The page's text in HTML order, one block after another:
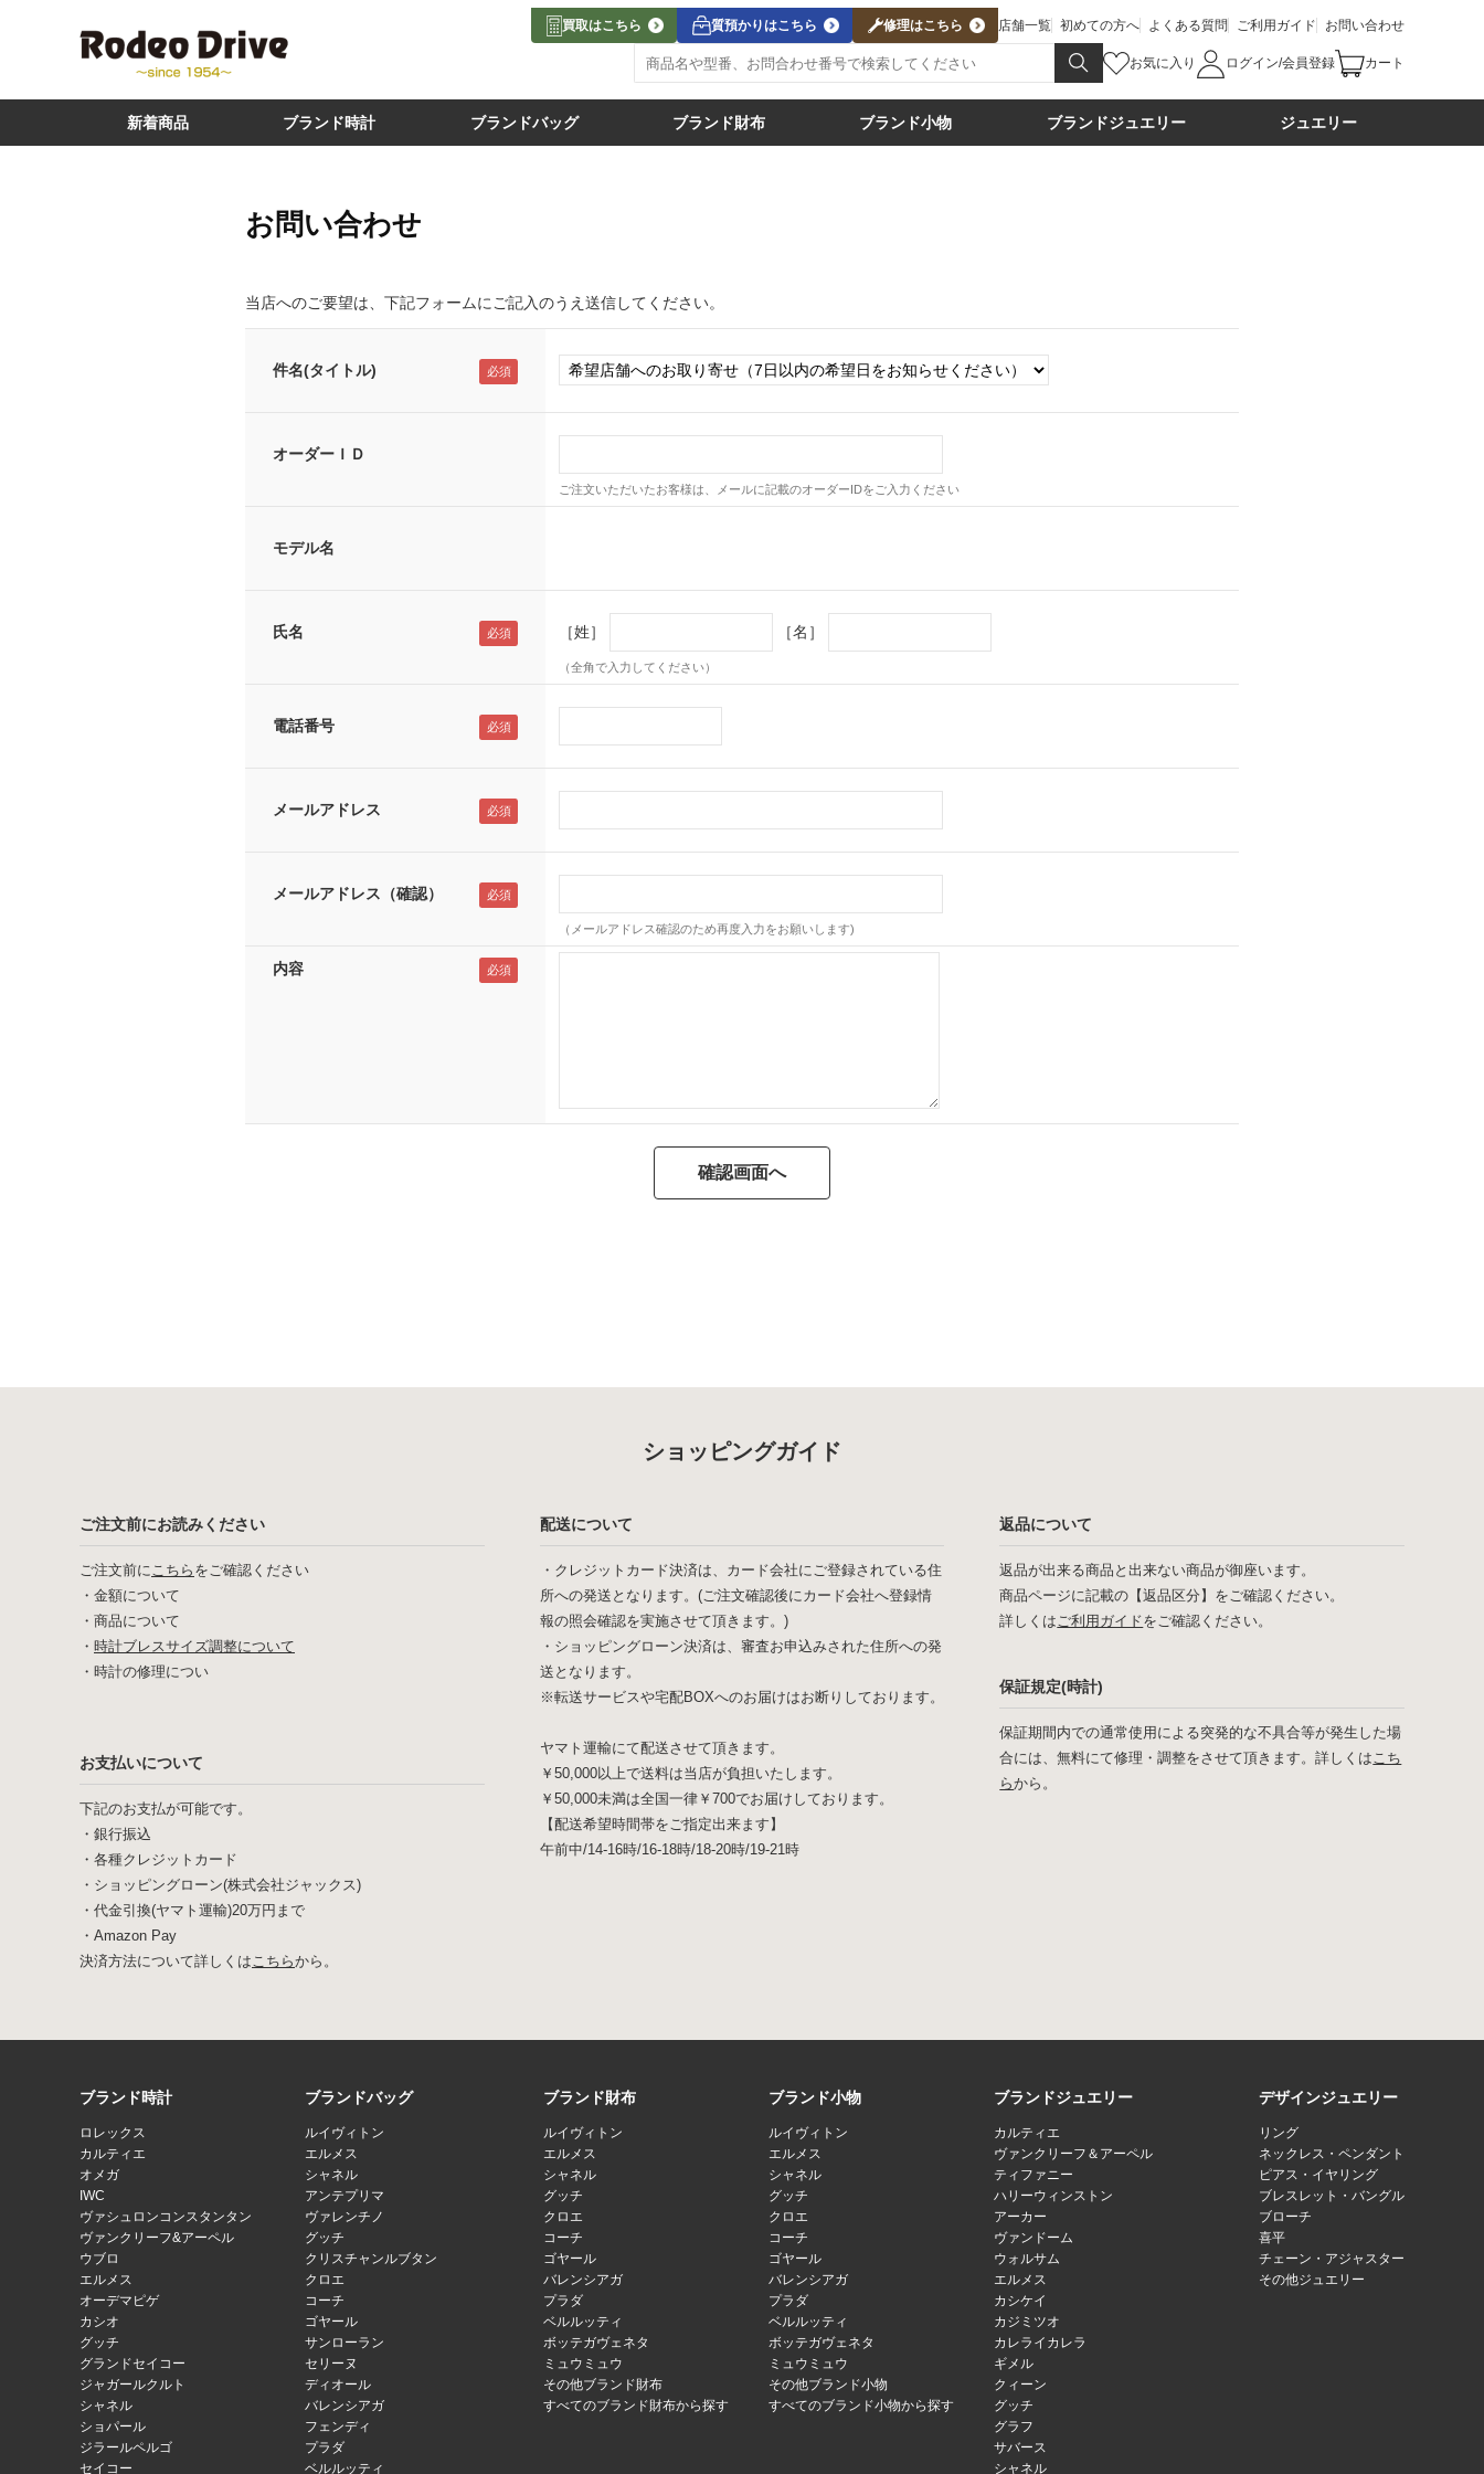
買取はこちら 質預かりはこちら 修理はこちら 店舗一覧 初めての方へ よくある質問 ご利用ガイド お問い合わせ
お気に入り ログイン/会員登録 カート
新着商品 ブランド時計 ブランドバッグ ブランド財布 ブランド小物 ブランドジュエリー ジュエリー
お問い合わせ
当店へのご要望は、下記フォームにご記入のうえ送信してください。
件名(タイトル)
オーダーＩＤ
ご注文いただいたお客様は、メールに記載のオーダーIDをご入力ください
モデル名
氏名 ［姓］ ［名］
（全角で入力してください）
電話番号
メールアドレス
メールアドレス（確認）
（メールアドレス確認のため再度入力をお願いします)
内容
ショッピングガイド
ご注文前にお読みください
ご注文前にこちら をご確認ください
・ 金額について
・ 商品について
・ 時計ブレスサイズ調整について
・ 時計の修理につい
お支払いについて
下記のお支払が可能です。
・銀行振込
・各種クレジットカード
・ショッピングローン(株式会社ジャックス)
・代金引換(ヤマト運輸)20万円まで
・Amazon Pay
決済方法について詳しくはこちらから。
配送について
・クレジットカード決済は、カード会社にご登録されている住
所への発送となります。(ご注文確認後にカード会社へ登録情
報の照会確認を実施させて頂きます。)
・ショッピングローン決済は、審査お申込みされた住所への発
送となります。
※転送サービスや宅配BOXへのお届けはお断りしております。
ヤマト運輸にて配送させて頂きます。
￥50,000以上で送料は当店が負担いたします。
￥50,000未満は全国一律￥700でお届けしております。
【配送希望時間帯をご指定出来ます】
午前中/14-16時/16-18時/18-20時/19-21時
返品について
返品が出来る商品と出来ない商品が御座います。
商品ページに記載の【返品区分】をご確認ください。
詳しくはご利用ガイドをご確認ください。
保証規定(時計)
保証期間内での通常使用による突発的な不具合等が発生した場
合には、無料にて修理・調整をさせて頂きます。詳しくはこち
らから。
ブランド時計
ロレックス
カルティエ
オメガ
IWC
ヴァシュロンコンスタンタン
ヴァンクリーフ&アーペル
ウブロ
エルメス
オーデマピゲ
カシオ
グッチ
グランドセイコー
ジャガールクルト
シャネル
ショパール
ジラールペルゴ
セイコー
ブランドバッグ
ルイヴィトン
エルメス
シャネル
アンテプリマ
ヴァレンチノ
グッチ
クリスチャンルブタン
クロエ
コーチ
ゴヤール
サンローラン
セリーヌ
ディオール
バレンシアガ
フェンディ
プラダ
ベルルッティ
ブランド財布
ルイヴィトン
エルメス
シャネル
グッチ
クロエ
コーチ
ゴヤール
バレンシアガ
プラダ
ベルルッティ
ボッテガヴェネタ
ミュウミュウ
その他ブランド財布
すべてのブランド財布から探す
ブランド小物
ルイヴィトン
エルメス
シャネル
グッチ
クロエ
コーチ
ゴヤール
バレンシアガ
プラダ
ベルルッティ
ボッテガヴェネタ
ミュウミュウ
その他ブランド小物
すべてのブランド小物から探す
ブランドジュエリー
カルティエ
ヴァンクリーフ＆アーペル
ティファニー
ハリーウィンストン
アーカー
ヴァンドーム
ウォルサム
エルメス
カシケイ
カジミツオ
カレライカレラ
ギメル
クィーン
グッチ
グラフ
サバース
シャネル
デザインジュエリー
リング
ネックレス・ペンダント
ピアス・イヤリング
ブレスレット・バングル
ブローチ
喜平
チェーン・アジャスター
その他ジュエリー